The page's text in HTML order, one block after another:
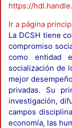
https://
Ir a página
La DCSH tiene
compromiso
como entidad
socialización de
mejor
privadas. Su
investigación,
campos
economía, las